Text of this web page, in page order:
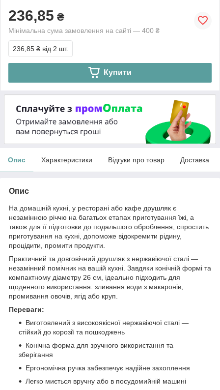
236,85 ₴
Мінімальна сума замовлення на сайті — 400 ₴
236,85 ₴ від 2 шт.
Купити
Опис Характеристики Відгуки про товар Доставка
Опис
На домашній кухні, у ресторані або кафе друшляк є
незамінною річчю на багатьох етапах приготування їжі, а
також для її підготовки до подальшого оброблення, спростить
приготування на кухні, допоможе відокремити рідину,
процідити, промити продукти.
Практичний та довговічний друшляк з нержавіючої сталі —
незамінний помічник на вашій кухні. Завдяки конічній формі та
компактному діаметру 26 см, ідеально підходить для
щоденного використання: зливання води з макаронів,
промивання овочів, ягід або круп.
Переваги:
Виготовлений з високоякісної нержавіючої сталі —
стійкий до корозії та пошкоджень
Конічна форма для зручного використання та
зберігання
Ергономічна ручка забезпечує надійне захоплення
Легко миється вручну або в посудомийній машині